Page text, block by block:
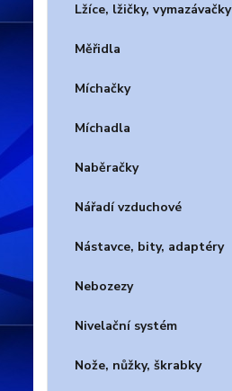
Lžíce, lžičky, vymazávačky
Měřidla
Míchačky
Míchadla
Naběračky
Nářadí vzduchové
Nástavce, bity, adaptéry
Nebozezy
Nivelační systém
Nože, nůžky, škrabky